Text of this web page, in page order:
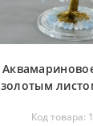
золотым
Код товара: